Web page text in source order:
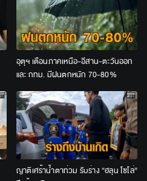
อุตุฯ เตือนภาคเหนือ-อีสาน-ตะวันออก
และ กทม. มีฝนตกหนัก 70-80%
ญาติเศร้าน้ำตาท่วม รับร่าง “ฮลุน โซโล่”